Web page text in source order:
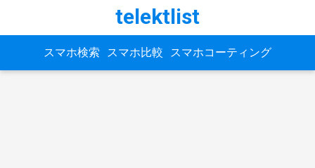
telektlist
スマホ検索 スマホ比較 スマホコーティング